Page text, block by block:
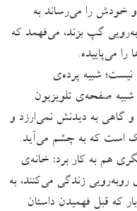
و خودش را می‌رساند به
گپ بزند، می‌فهمد که
می‌پاییده.
شبیه پرده‌ی
شبیه صفحه‌ی تلویزیون
به دیدنش نمی‌ارزد و
است که به چشم می‌آید.
هم به کار برد: خانه‌ی
زندگی می‌کنند، به
که قبلِ فهمیدنِ داستان